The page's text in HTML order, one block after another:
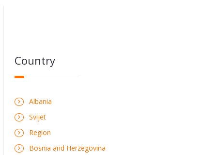
Country
Albania
Svijet
Region
Bosnia and Herzegovina